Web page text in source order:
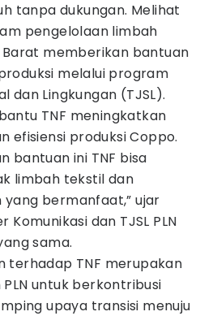
tanpa dukungan. Melihat
pengelolaan limbah
Barat memberikan bantuan
melalui program
dan Lingkungan (TJSL).
TNF meningkatkan
efisiensi produksi Coppo.
bantuan ini TNF bisa
limbah tekstil dan
bermanfaat,” ujar
dan TJSL PLN
sama.
terhadap TNF merupakan
untuk berkontribusi
upaya transisi menuju